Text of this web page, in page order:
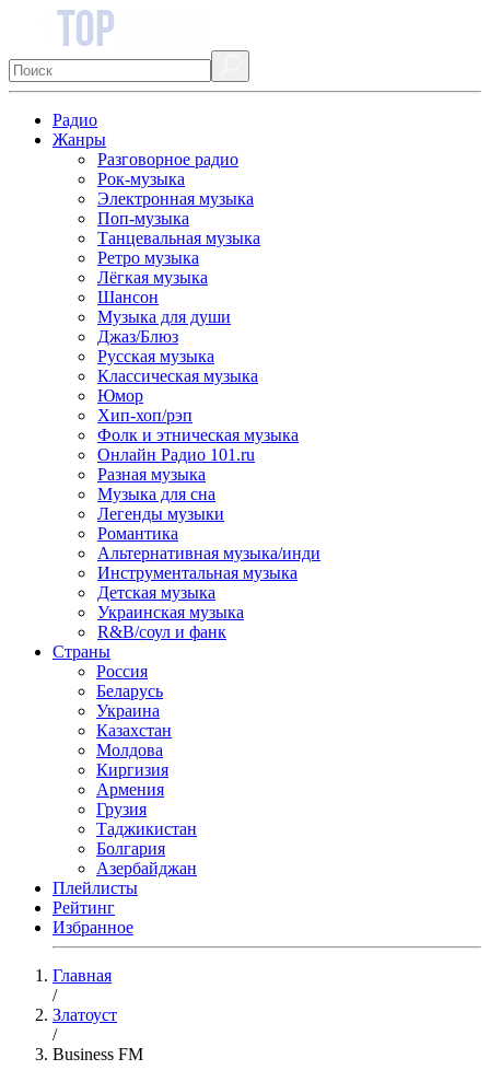
Радио
Жанры
Разговорное радио
Рок-музыка
Электронная музыка
Поп-музыка
Танцевальная музыка
Ретро музыка
Лёгкая музыка
Шансон
Музыка для души
Джаз/Блюз
Русская музыка
Классическая музыка
Юмор
Хип-хоп/рэп
Фолк и этническая музыка
Онлайн Радио 101.ru
Разная музыка
Музыка для сна
Легенды музыки
Романтика
Альтернативная музыка/инди
Инструментальная музыка
Детская музыка
Украинская музыка
R&B/cоул и фанк
Страны
Россия
Беларусь
Украина
Казахстан
Молдова
Киргизия
Армения
Грузия
Таджикистан
Болгария
Азербайджан
Плейлисты
Рейтинг
Избранное
Главная
/
Златоуст
/
Business FM